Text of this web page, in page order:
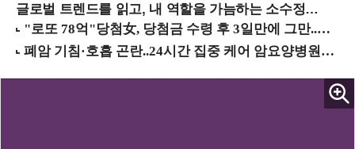
글로벌 트렌드를 읽고, 내 역할을 가늠하는 소수정예 실습 워크숍 (8/28 신논현역)